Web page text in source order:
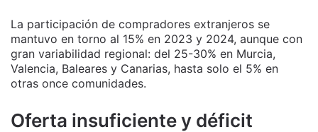
La participación de compradores extranjeros se
mantuvo en torno al 15% en 2023 y 2024, aunque con
gran variabilidad regional: del 25-30% en Murcia,
Valencia, Baleares y Canarias, hasta solo el 5% en
otras once comunidades.
Oferta insuficiente y déficit